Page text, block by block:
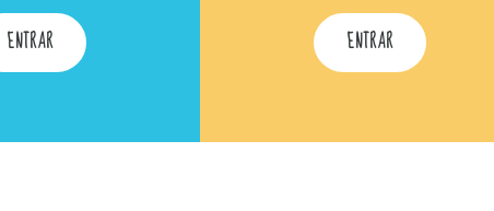
ENTRAR ENTRAR